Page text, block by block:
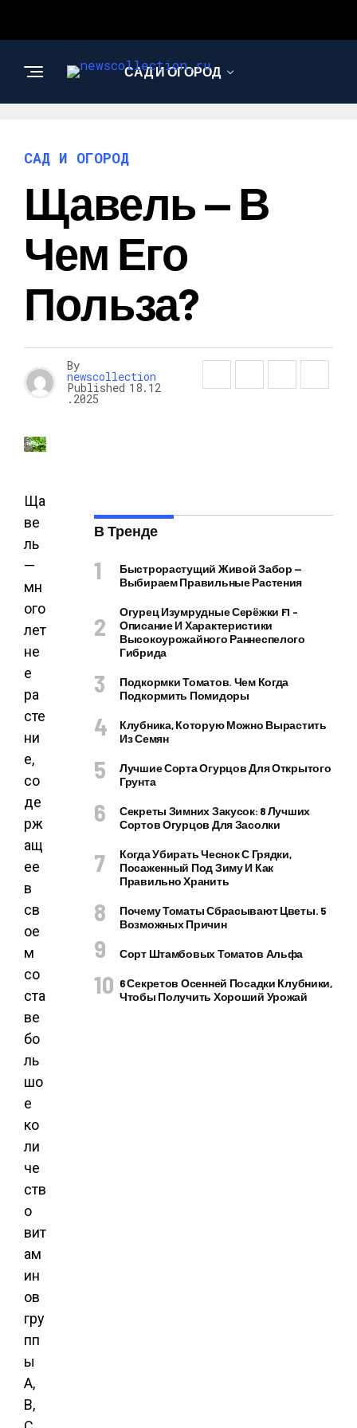
САД И ОГОРОД
САД И ОГОРОД
Щавель — В
Чем Его
Польза?
By
newscollection
Published 18.12
.2025
Ща
ве
ль
—
мн
ого
лет
не
е
ра
сте
ни
е,
со
де
рж
ащ
ее
в
св
ое
м
со
ста
ве
бо
ль
шо
е
ко
ли
че
ств
о
вит
ам
ин
ов
гру
пп
ы
А,
В,
В Тренде
Быстрорастущий Живой Забор —
Выбираем Правильные Растения
Огурец Изумрудные Серёжки F1 –
Описание И Характеристики
Высокоурожайного Раннеспелого
Гибрида
Подкормки Томатов. Чем Когда
Подкормить Помидоры
Клубника, Которую Можно Вырастить
Из Семян
Лучшие Сорта Огурцов Для Открытого
Грунта
Секреты Зимних Закусок: 8 Лучших
Сортов Огурцов Для Засолки
Когда Убирать Чеснок С Грядки,
Посаженный Под Зиму И Как
Правильно Хранить
Почему Томаты Сбрасывают Цветы. 5
Возможных Причин
Сорт Штамбовых Томатов Альфа
6 Секретов Осенней Посадки Клубники,
Чтобы Получить Хороший Урожай